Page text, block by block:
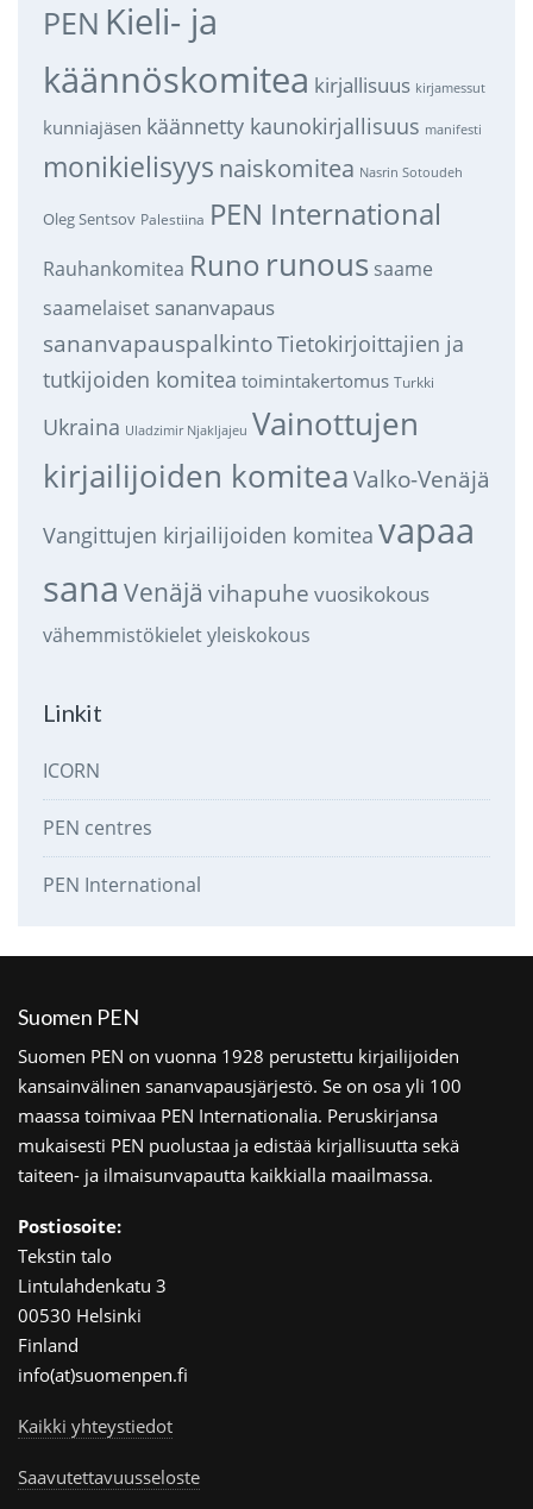
PEN Kieli- ja
käännöskomitea kirjallisuus kirjamessut
kunniajäsen käännetty kaunokirjallisuus manifesti
monikielisyys naiskomitea Nasrin Sotoudeh
Oleg Sentsov Palestiina PEN International
Rauhankomitea Runo runous saame
saamelaiset sananvapaus
sananvapauspalkintoTietokirjoittajien ja
tutkijoiden komitea toimintakertomus Turkki
Ukraina Uladzimir Njakljajeu Vainottujen
kirjailijoiden komitea Valko-Venäjä
Vangittujen kirjailijoiden komitea vapaa
sana Venäjä vihapuhe vuosikokous
vähemmistökieletyleiskokous
Linkit
ICORN
PEN centres
PEN International
Suomen PEN
Suomen PEN on vuonna 1928 perustettu kirjailijoiden
kansainvälinen sananvapausjärjestö. Se on osa yli 100
maassa toimivaa PEN Internationalia. Peruskirjansa
mukaisesti PEN puolustaa ja edistää kirjallisuutta sekä
taiteen- ja ilmaisunvapautta kaikkialla maailmassa.
Postiosoite:
Tekstin talo
Lintulahdenkatu 3
00530 Helsinki
Finland
info(at)suomenpen.fi
Kaikki yhteystiedot
Saavutettavuusseloste